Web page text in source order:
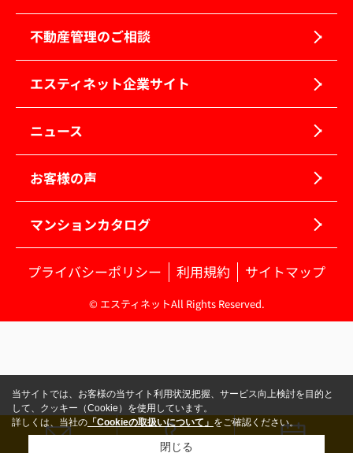
不動産管理のご相談
エスティネット企業サイト
ニュース
お客様の声
マンションカタログ
プライバシーポリシー 利用規約 サイトマップ
© エスティネットAll Rights Reserved.
当サイトでは、お客様の当サイト利用状況把握、サービス向上検討を目的と
して、クッキー（Cookie）を使用しています。
詳しくは、当社の 「Cookieの取扱いについて」 をご確認ください。
閉じる